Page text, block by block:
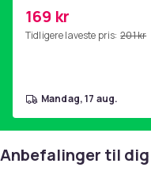
hjemmegymnastikk Pink
169 kr
Tidligere laveste pris: 201 kr
mandag, 17 aug.
Anbefalinger til dig